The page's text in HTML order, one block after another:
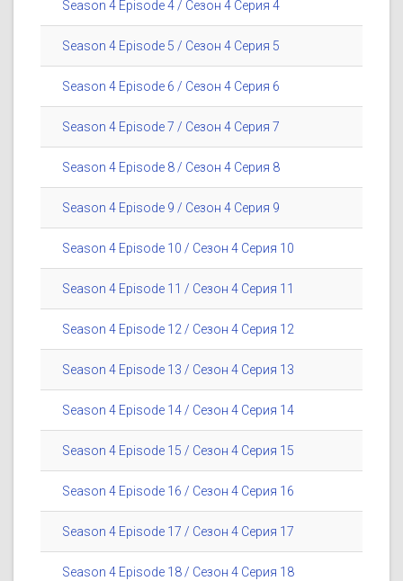
Season 4 Episode 4 / Сезон 4 Серия 4
Season 4 Episode 5 / Сезон 4 Серия 5
Season 4 Episode 6 / Сезон 4 Серия 6
Season 4 Episode 7 / Сезон 4 Серия 7
Season 4 Episode 8 / Сезон 4 Серия 8
Season 4 Episode 9 / Сезон 4 Серия 9
Season 4 Episode 10 / Сезон 4 Серия 10
Season 4 Episode 11 / Сезон 4 Серия 11
Season 4 Episode 12 / Сезон 4 Серия 12
Season 4 Episode 13 / Сезон 4 Серия 13
Season 4 Episode 14 / Сезон 4 Серия 14
Season 4 Episode 15 / Сезон 4 Серия 15
Season 4 Episode 16 / Сезон 4 Серия 16
Season 4 Episode 17 / Сезон 4 Серия 17
Season 4 Episode 18 / Сезон 4 Серия 18